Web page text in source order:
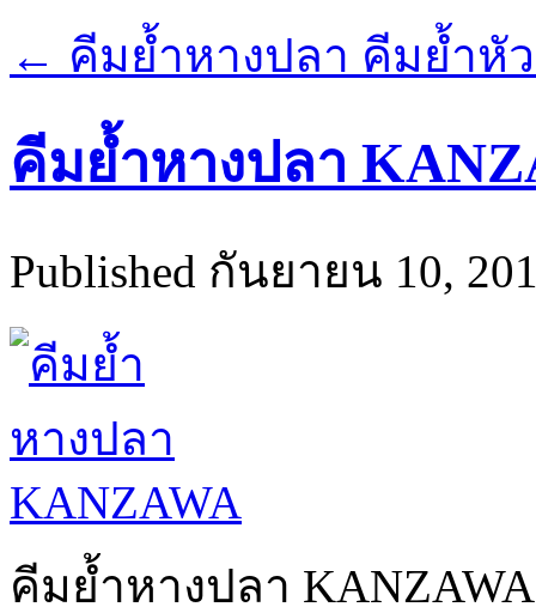
← คีมย้ำหางปลา คีมย้ำหัว
คีมย้ำหางปลา
Published กันยายน 10,
คีมย้ำหางปลา KANZAWA